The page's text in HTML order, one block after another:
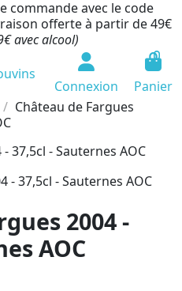
commande avec le code
offerte à partir de 49€
avec alcool)
Connexion
0
Panier
Château de Fargues
2004 -
AOC